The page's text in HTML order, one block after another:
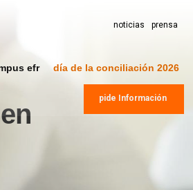
noticias prensa
efr día de la conciliación 2026
pide Información